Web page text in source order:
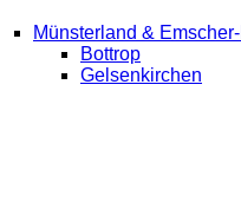
Münsterland &
Bottrop
Gelsenkirchen